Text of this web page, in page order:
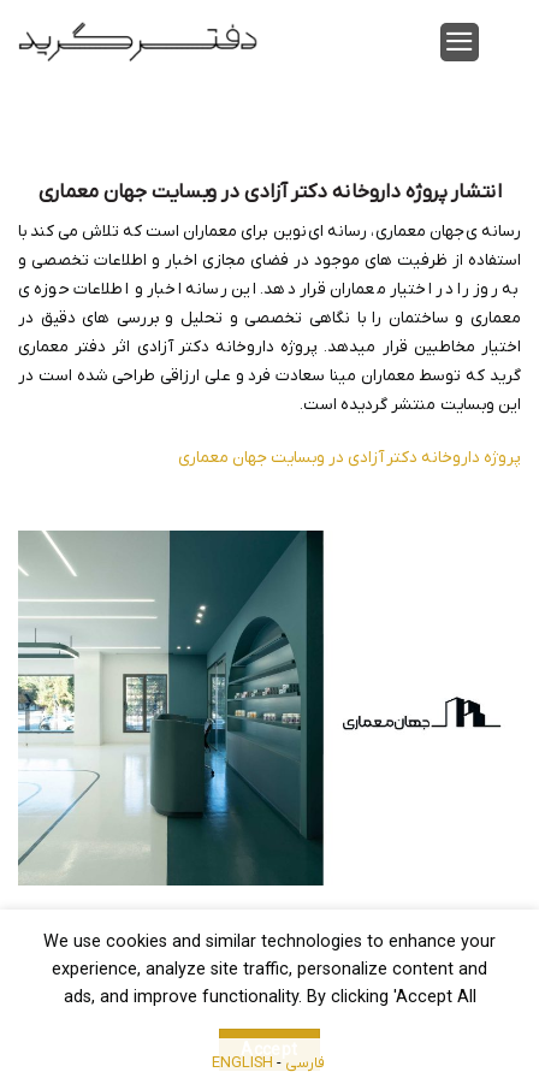
انتشار پروژه داروخانه دکتر آزادی در وبسایت جهان معماری
رسانه ی جهان معماری ، رسانه ای نوین برای معماران است که تلاش می کند با
استفاده از ظرفیت های موجود در فضای مجازی اخبار و اطلاعات تخصصی و
به روز را در اختیار معماران قرار دهد. این رسانه اخبار و اطلاعات حوزه ی
معماری و ساختمان را با نگاهی تخصصی و تحلیل و بررسی های دقیق در
اختیار مخاطبین قرار میدهد. پروژه داروخانه دکتر آزادی اثر دفتر معماری
گرید که توسط معماران مینا سعادت فرد و علی ارزاقی طراحی شده است در
این وبسایت منتشر گردیده است.
پروژه داروخانه دکتر آزادی در وبسایت جهان معماری
ENGLISH - فارسی
We use cookies and similar technologies to enhance your
experience, analyze site traffic, personalize content and
ads, and improve functionality. By clicking 'Accept All